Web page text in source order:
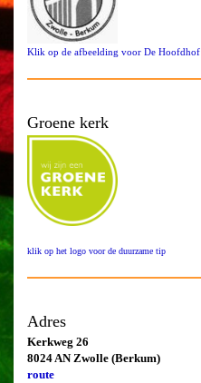
Klik op de afbeelding voor De Hoofdhof
Groene kerk
klik op het logo voor de duurzame tip
Adres
Kerkweg 26
8024 AN Zwolle (Berkum)
route